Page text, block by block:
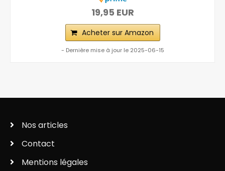
19,95 EUR
Acheter sur Amazon
- Dernière mise à jour le 2025-06-15
Nos articles
Contact
Mentions légales